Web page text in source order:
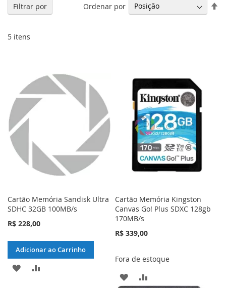
5 itens
Ordenar por
Cartão Memória Sandisk Ultra
SDHC 32GB 100MB/s
R$ 228,00
Adicionar ao Carrinho
ADICIONAR
Cartão Memória Kingston
Canvas Go! Plus SDXC 128gb
170MB/s
R$ 339,00
Fora de estoque
ADICIONAR
Filtrar por